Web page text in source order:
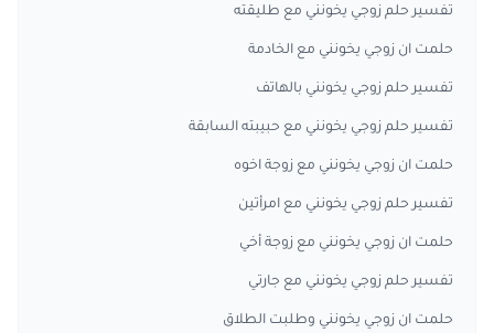
تفسير حلم زوجي يخونني مع طليقته
حلمت ان زوجي يخونني مع الخادمة
تفسير حلم زوجي يخونني بالهاتف
تفسير حلم زوجي يخونني مع حبيبته السابقة
حلمت ان زوجي يخونني مع زوجة اخوه
تفسير حلم زوجي يخونني مع امرأتين
حلمت ان زوجي يخونني مع زوجة أخي
تفسير حلم زوجي يخونني مع جارتي
حلمت ان زوجي يخونني وطلبت الطلاق